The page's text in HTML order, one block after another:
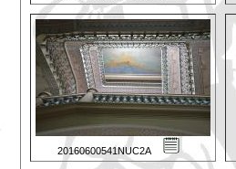
20160600541NUC2A